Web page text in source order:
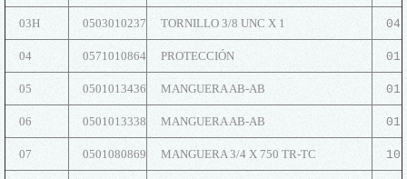
03H 0503010237 TORNILLO 3/8 UNC X 1 04
04 0571010864 PROTECCIÓN 01
05 0501013436 MANGUERA AB-AB 01
06 0501013338 MANGUERA AB-AB 01
07 0501080869 MANGUERA 3/4 X 750 TR-TC 10